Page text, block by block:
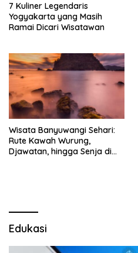
7 Kuliner Legendaris
Yogyakarta yang Masih
Ramai Dicari Wisatawan
Wisata Banyuwangi Sehari:
Rute Kawah Wurung,
Djawatan, hingga Senja di
Edukasi